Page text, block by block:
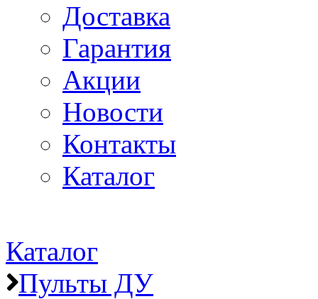
Доставка
Гарантия
Акции
Новости
Контакты
Каталог
Каталог
Пульты ДУ